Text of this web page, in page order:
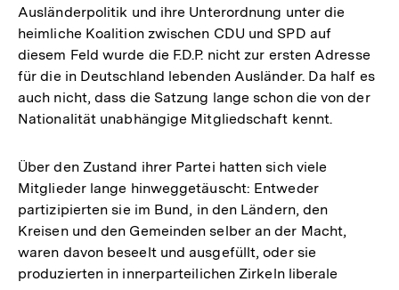
Ausländerpolitik und ihre Unterordnung unter die
heimliche Koalition zwischen CDU und SPD auf
diesem Feld wurde die F.D.P. nicht zur ersten Adresse
für die in Deutschland lebenden Ausländer. Da half es
auch nicht, dass die Satzung lange schon die von der
Nationalität unabhängige Mitgliedschaft kennt.
Über den Zustand ihrer Partei hatten sich viele
Mitglieder lange hinweggetäuscht: Entweder
partizipierten sie im Bund, in den Ländern, den
Kreisen und den Gemeinden selber an der Macht,
waren davon beseelt und ausgefüllt, oder sie
produzierten in innerparteilichen Zirkeln liberale